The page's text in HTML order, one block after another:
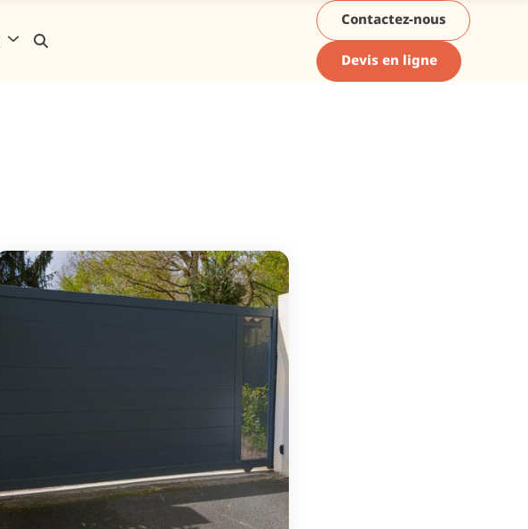
Contactez-nous
Devis en ligne